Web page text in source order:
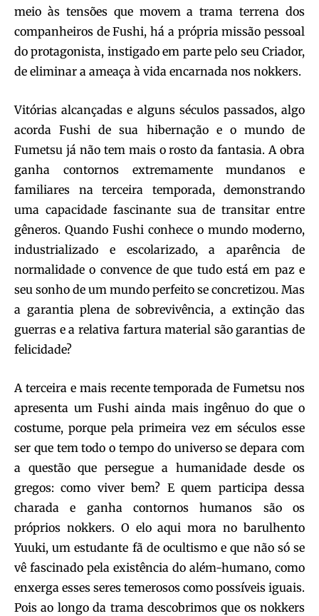
meio às tensões que movem a trama terrena dos
companheiros de Fushi, há a própria missão pessoal
do protagonista, instigado em parte pelo seu Criador,
de eliminar a ameaça à vida encarnada nos nokkers.
Vitórias alcançadas e alguns séculos passados, algo
acorda Fushi de sua hibernação e o mundo de
Fumetsu já não tem mais o rosto da fantasia. A obra
ganha contornos extremamente mundanos e
familiares na terceira temporada, demonstrando
uma capacidade fascinante sua de transitar entre
gêneros. Quando Fushi conhece o mundo moderno,
industrializado e escolarizado, a aparência de
normalidade o convence de que tudo está em paz e
seu sonho de um mundo perfeito se concretizou. Mas
a garantia plena de sobrevivência, a extinção das
guerras e a relativa fartura material são garantias de
felicidade?
A terceira e mais recente temporada de Fumetsu nos
apresenta um Fushi ainda mais ingênuo do que o
costume, porque pela primeira vez em séculos esse
ser que tem todo o tempo do universo se depara com
a questão que persegue a humanidade desde os
gregos: como viver bem? E quem participa dessa
charada e ganha contornos humanos são os
próprios nokkers. O elo aqui mora no barulhento
Yuuki, um estudante fã de ocultismo e que não só se
vê fascinado pela existência do além-humano, como
enxerga esses seres temerosos como possíveis iguais.
Pois ao longo da trama descobrimos que os nokkers